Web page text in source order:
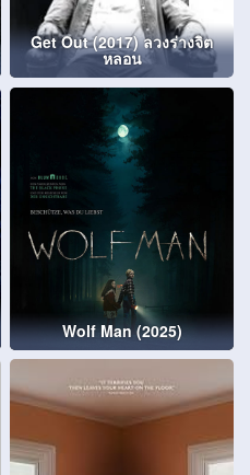
Get Out (2017) ลวงร่างจิต
หลอน
Wolf Man (2025)